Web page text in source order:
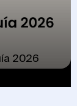
2026